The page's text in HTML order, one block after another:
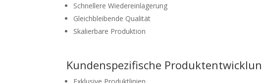
Schnellere Wiedereinlagerung
Gleichbleibende Qualität
Skalierbare Produktion
Kundenspezifische